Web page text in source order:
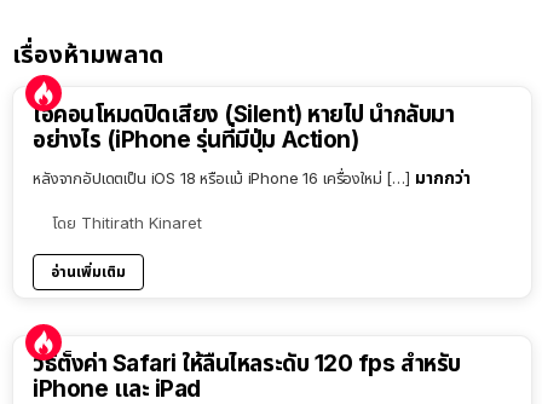
เรื่องห้ามพลาด
ไอคอนโหมดปิดเสียง (Silent) หายไป นำกลับมา
อย่างไร (iPhone รุ่นที่มีปุ่ม Action)
หลังจากอัปเดตเป็น iOS 18 หรือแม้ iPhone 16 เครื่องใหม่ […] มากกว่า
โดย Thitirath Kinaret
อ่านเพิ่มเติม
วิธีตั้งค่า Safari ให้ลื่นไหลระดับ 120 fps สำหรับ
iPhone และ iPad